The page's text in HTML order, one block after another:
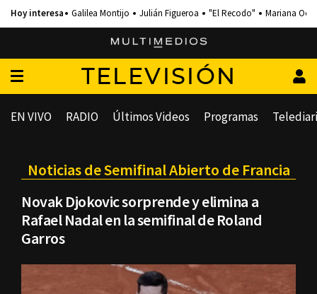
Galilea Montijo Julián Figueroa "El Recodo" Mariana
TELEVISIÓN
EN VIVO RADIO Últimos Videos Programas
Noticias de Semifinal Abierto de Francia
Novak Djokovic sorprende y elimina a
Rafael Nadal en la semifinal de Roland
Garros